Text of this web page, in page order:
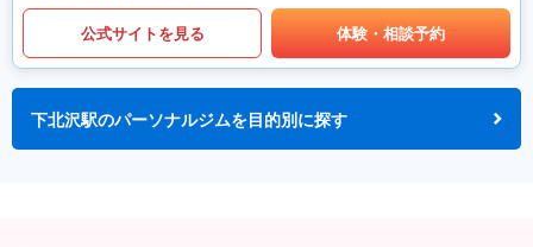
公式サイトを見る 体験・相談予約
下北沢駅のパーソナルジムを目的別に探す